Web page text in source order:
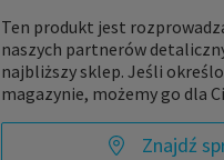
Ten produkt jest
naszych partnerów
najbliższy sklep. Jeśli
magazynie, możemy go dla
Znajdź